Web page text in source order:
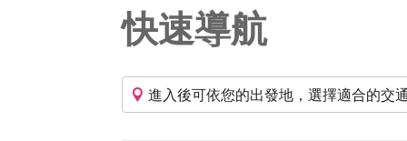
快速導航
進入後可依您的出發地，選擇適合的交